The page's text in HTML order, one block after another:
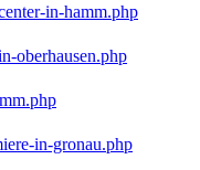
in-hamm.php
oberhausen.php
in-gronau.php